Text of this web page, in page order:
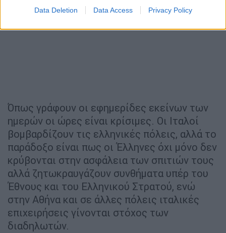
Data Deletion Data Access Privacy Policy
Όπως γράφουν οι εφημερίδες εκείνων των
ημερών οι ώρες είναι κρίσιμες. Οι Ιταλοί
βομβαρδίζουν τις ελληνικές πόλεις, αλλά το
παράδοξο είναι πως οι Έλληνες όχι μόνο δεν
κρύβονται στην ασφάλεια των σπιτιών τους
αλλά ζητωκραυγάζουν συνθήματα υπέρ του
Έθνους και του Ελληνικού Στρατού, ενώ
στην Αθήνα και σε άλλες πόλεις ιταλικές
επιχειρήσεις γίνονται στόχος των
διαδηλωτών.